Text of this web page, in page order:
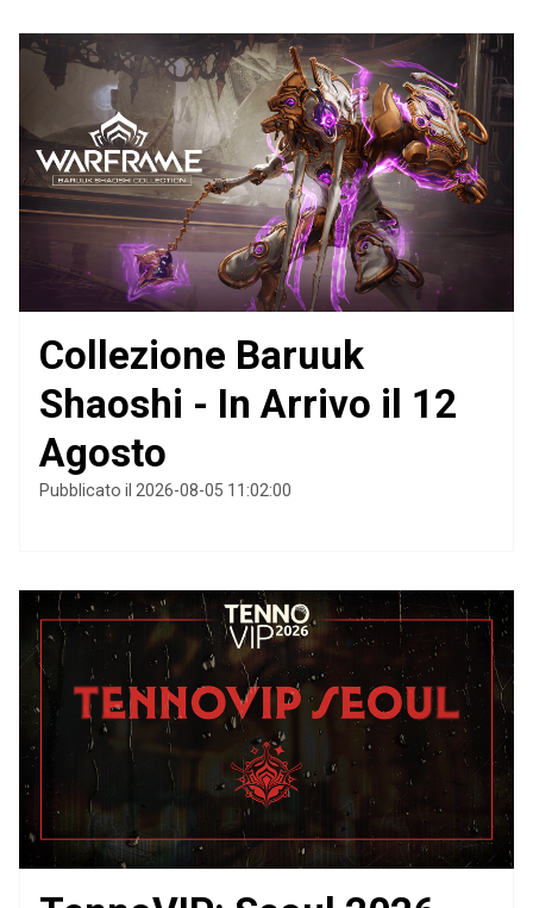
Collezione Baruuk
Shaoshi - In Arrivo il 12
Agosto
Pubblicato il 2026-08-05 11:02:00